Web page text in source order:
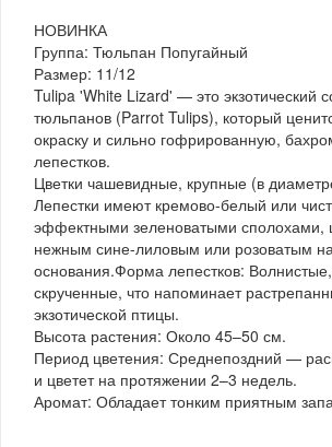
НОВИНКА
Группа: Тюльпан Попугайный
Размер: 11/12
Tulipa 'White Lizard' — это экзотический
тюльпанов (Parrot Tulips), который
окраску и сильно гофрированную,
лепестков.
Цветки чашевидные, крупные (в
Лепестки имеют кремово-белый или
эффектными зеленоватыми сполохами,
нежным сине-лиловым или розоватым
основания.Форма лепестков:
скрученные, что напоминает
экзотической птицы.
Высота растения: Около 45–50 см.
Период цветения: Среднепоздний —
и цветет на протяжении 2–3 недель.
Аромат: Обладает тонким приятным